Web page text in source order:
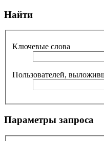
Найти
Ключевые слова
Пользователей,
Параметры запроса